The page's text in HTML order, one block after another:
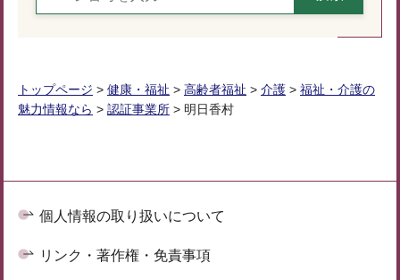
トップページ > 健康・福祉 > 高齢者福祉 > 介護 > 福祉・介護の
魅力情報なら > 認証事業所 > 明日香村
個人情報の取り扱いについて
リンク・著作権・免責事項